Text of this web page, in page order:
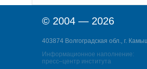
© 2004 — 2026
403874 Волгоградская обл., г.
Информационное наполнение:
пресс–центр института